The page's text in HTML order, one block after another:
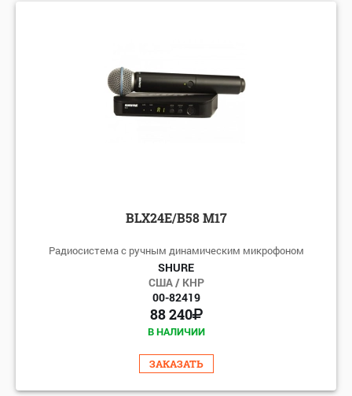
BLX24E/B58 M17
Радиосистема с ручным динамическим микрофоном
SHURE
США / КНР
00-82419
88 240
В НАЛИЧИИ
ЗАКАЗАТЬ